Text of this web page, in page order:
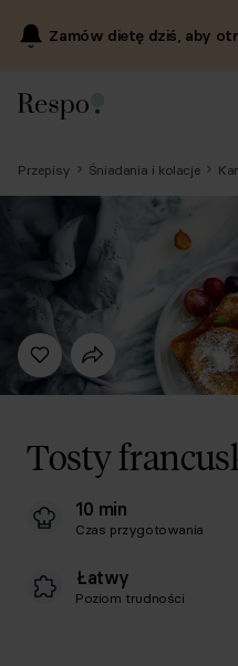
Zamów dietę dziś, aby
Przepisy Śniadania i kolacje
Tosty
10 min
Czas przygotowania
Łatwy
Poziom trudności